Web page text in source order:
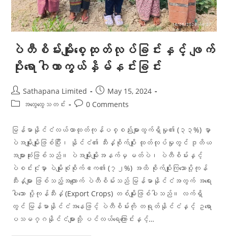
ပဲတီစိမ်းမျိုးစေ့ထုတ်လုပ်ခြင်းနှင့် ဖျက်
ပိုးရောဂါကာကွယ်နှိမ်နင်းခြင်း
Sathapana Limited
May 15, 2024
အထွေထွေသတင်း
0 Comments
မြန်မာနိုင်ငံလယ်ယာထုတ်ကုန်ပစ္စည်းများထွက်ရှိမှု၏ (၃၃%) မှာ
ပဲအမျိုးမျိုးဖြစ်ပြီး၊ နိုင်ငံ၏ သီးနှံစိုက်ပျိုး ထုတ်လုပ်မှုတွင် ဒုတိယ
အများဆုံးဖြစ်သည်။ ပဲအမျိုးမျိုးအနက်မှ မတ်ပဲ၊ ပဲတီစိမ်းနှင့်
ပဲစင်းငုံမှာ ပဲမျိုးစုံစိုက်ဧက၏ (၇၂%) အထိ စိုက်ပျိုးကြသောပို့ကုန်
သီးနှံများ ဖြစ်သည့်အလျောက် ပဲတီစိမ်းသည် မြန်မာနိုင်ငံအတွက် အရေး
ပါသော ပို့ကုန်သီးနှံ (Export Crops) တစ်မျိုးဖြစ်ပါသည်။ လက်ရှိ
တွင် မြန်မာနိုင်ငံအနေဖြင့် ပဲတီစိမ်းကို တရုတ်နိုင်ငံနှင့် ဥရော
ပသမဂ္ဂနိုင်ငံများသို့ ပင်လယ်ရေကြောင်းနှင့်…